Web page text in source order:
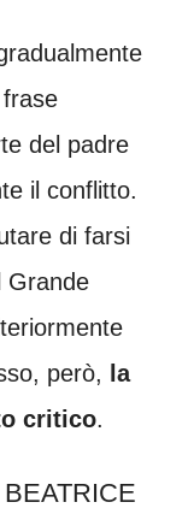
del padre
il conflitto.
di farsi
Grande
però, la
critico.